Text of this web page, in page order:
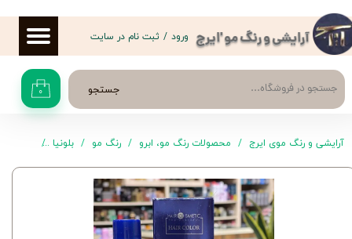
آرایشی و رنگ مو 'ایرج
جستجو ۰
ورود / ثبت نام در سایت
حساب کاربری من
تغییر گذر واژه
سفارشات
خروج از حساب کاربری
آرایشی و رنگ موی ایرج محصولات رنگ مو، ابرو رنگ مو بلونیا